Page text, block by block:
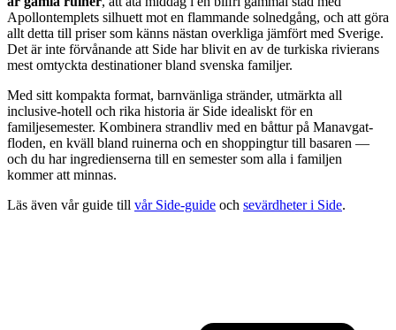
Apollontemplets silhuett mot en flammande solnedgång, och att göra
allt detta till priser som känns nästan overkliga jämfört med Sverige.
Det är inte förvånande att Side har blivit en av de turkiska rivierans
mest omtyckta destinationer bland svenska familjer.
Med sitt kompakta format, barnvänliga stränder, utmärkta all
inclusive-hotell och rika historia är Side idealiskt för en
familjesemester. Kombinera strandliv med en båttur på Manavgat-
floden, en kväll bland ruinerna och en shoppingtur till basaren —
och du har ingredienserna till en semester som alla i familjen
kommer att minnas.
Läs även vår guide till vår Side-guide och sevärdheter i Side.